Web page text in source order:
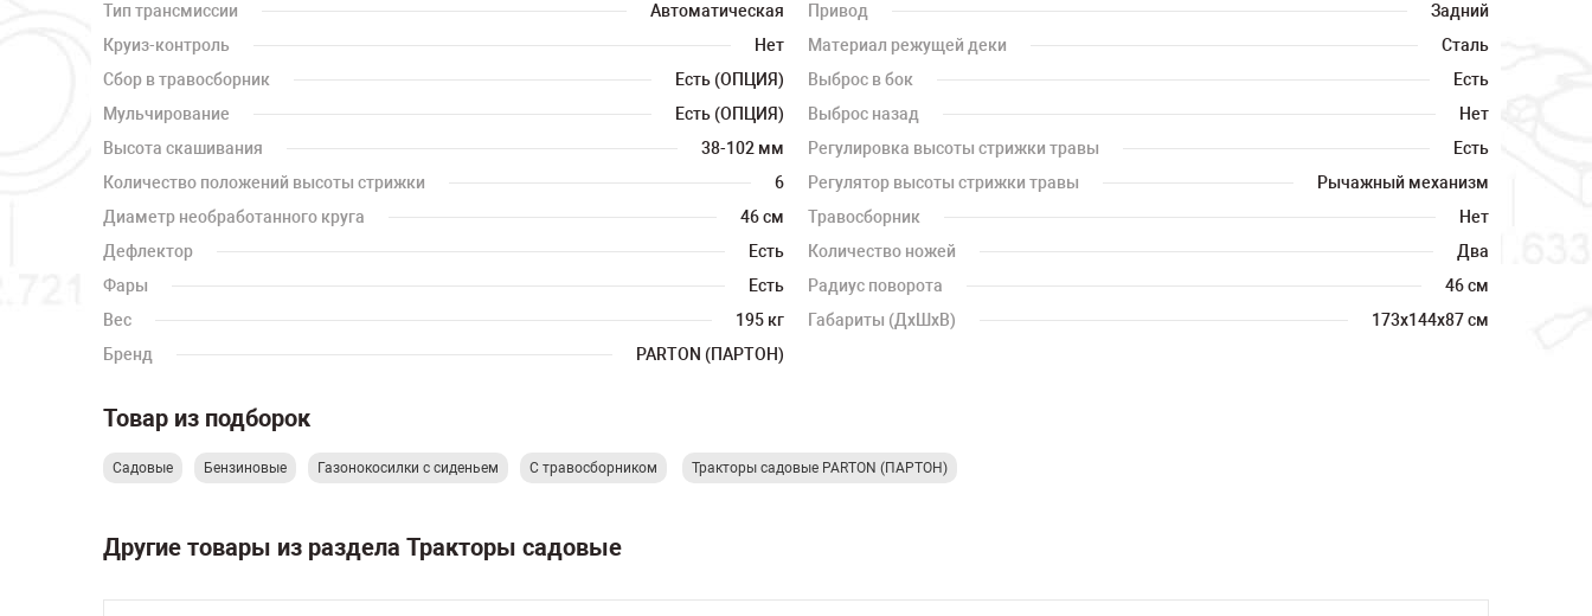
Тип трансмиссии
Автоматическая Привод
Задний
Круиз-контроль
Нет Материал режущей деки
Сталь
Сбор в травосборник
Есть (ОПЦИЯ) Выброс в бок
Есть
Мульчирование
Есть (ОПЦИЯ) Выброс назад
Нет
Высота скашивания
38-102 мм Регулировка высоты стрижки травы
Есть
Количество положений высоты стрижки
6 Регулятор высоты стрижки травы
Рычажный механизм
Диаметр необработанного круга
46 см Травосборник
Нет
Дефлектор
Есть Количество ножей
Два
Фары
Есть Радиус поворота
46 см
Вес
195 кг Габариты (ДхШхВ)
173х144х87 см
Бренд
PARTON (ПАРТОН)
Товар из подборок
Садовые Бензиновые Газонокосилки с сиденьем С травосборником Тракторы садовые PARTON (ПАРТОН)
Другие товары из раздела Тракторы садовые